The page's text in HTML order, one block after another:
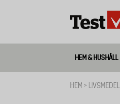
Huvudmeny
ny
HEM & HUSHÅLL
HEM LIVSMEDEL